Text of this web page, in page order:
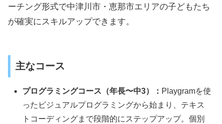
ーチング形式で中津川市・恵那市エリアの子どもたち
が確実にスキルアップできます。
主なコース
プログラミングコース（年長〜中3）： Playgramを使
ったビジュアルプログラミングから始まり、テキス
トコーディングまで段階的にステップアップ。個別